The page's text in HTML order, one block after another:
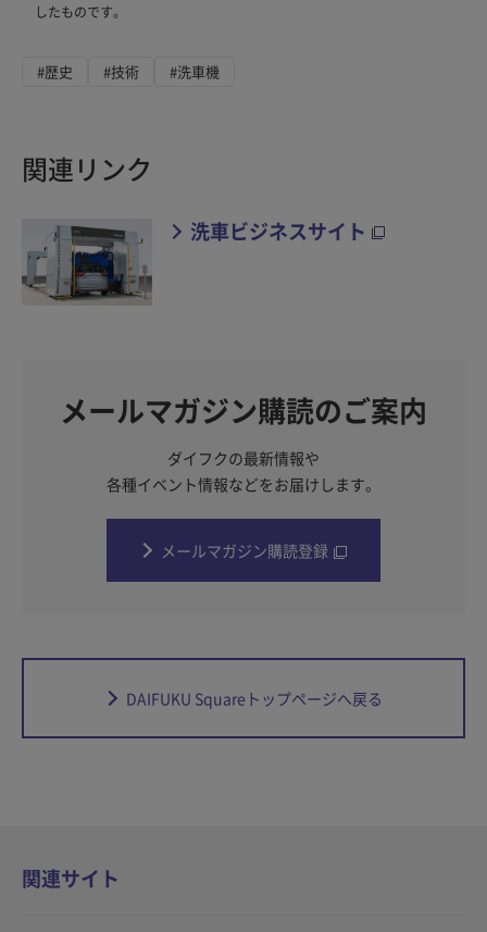
したものです。
#歴史 #技術 #洗車機
関連リンク
洗車ビジネスサイト
メールマガジン購読のご案内
ダイフクの最新情報や
各種イベント情報などをお届けします。
メールマガジン購読登録
DAIFUKU Squareトップページへ戻る
関連サイト